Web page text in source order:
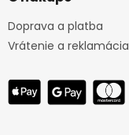
Doprava a platba
Vrátenie a reklamácia